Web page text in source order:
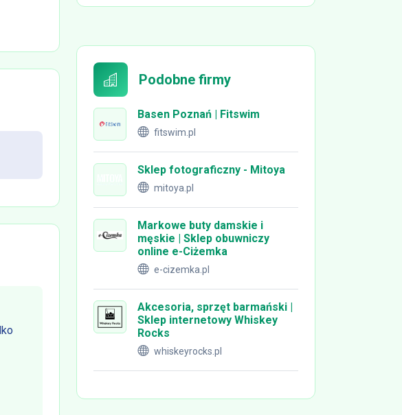
Podobne firmy
Basen Poznań | Fitswim
fitswim.pl
Sklep fotograficzny - Mitoya
mitoya.pl
Markowe buty damskie i
męskie | Sklep obuwniczy
online e-Ciżemka
e-cizemka.pl
Akcesoria, sprzęt barmański |
Sklep internetowy Whiskey
Rocks
whiskeyrocks.pl